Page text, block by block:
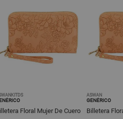
Floral Mujer De Cuero
ASWAN
GENÉRICO
Billetera